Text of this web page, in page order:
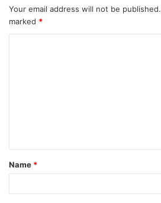
Your email address will not be published.
marked *
Name *